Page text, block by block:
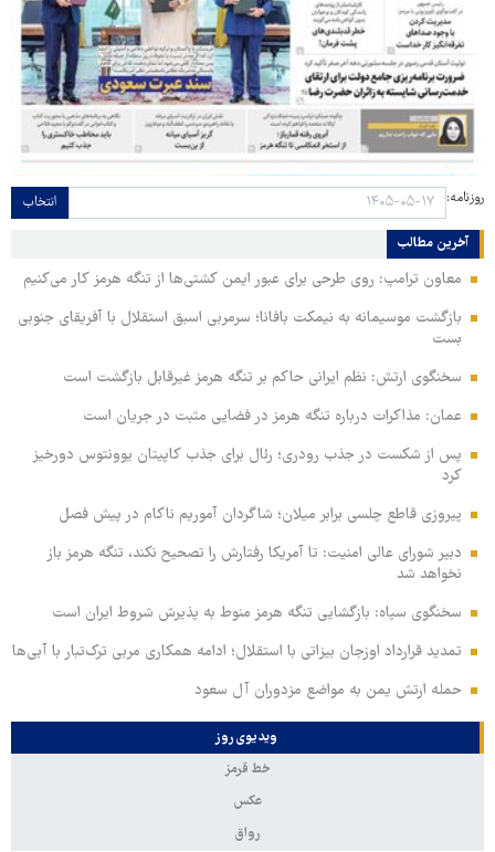
روزنامه: انتخاب
آخرین مطالب
معاون ترامپ: روی طرحی برای عبور ایمن کشتی‌ها از تنگه هرمز کار می‌کنیم
بازگشت موسیمانه به نیمکت بافانا؛ سرمربی اسبق استقلال با آفریقای جنوبی
بست
سخنگوی ارتش: نظم ایرانی حاکم بر تنگه هرمز غیرقابل بازگشت است
عمان: مذاکرات درباره تنگه هرمز در فضایی مثبت در جریان است
پس از شکست در جذب رودری؛ رئال برای جذب کاپیتان یوونتوس دورخیز
کرد
پیروزی قاطع چلسی برابر میلان؛ شاگردان آموریم ناکام در پیش فصل
دبیر شورای عالی امنیت: تا آمریکا رفتارش را تصحیح نکند، تنگه هرمز باز
نخواهد شد
سخنگوی سپاه: بازگشایی تنگه هرمز منوط به پذیرش شروط ایران است
تمدید قرارداد اوزجان بیزاتی با استقلال؛ ادامه همکاری مربی ترک‌تبار با آبی‌ها
حمله ارتش یمن به مواضع مزدوران آل سعود
ویدیوی روز
خط قرمز
عکس
رواق